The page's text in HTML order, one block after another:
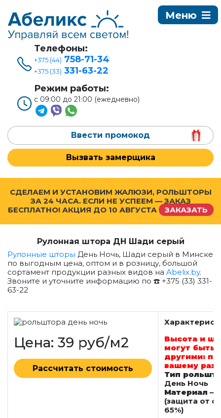
Телефоны:
+375 (44) 758-71-34
+375 (33) 331-63-22
Режим работы:
с 09:00 до 21:00 (ежедневно)
Ввести промокод
Вызвать замерщика
СДЕЛАЕМ И УСТАНОВИМ ЖАЛЮЗИ, РОЛЬШТОРЫ
ЗА 24 ЧАСА. ЕСЛИ НЕ УСПЕЕМ — ЗАКАЗ
БЕСПЛАТНО! АКЦИЯ ДО 10 АВГУСТА ЗАКАЗАТЬ
Рулонная штора ДН Шади серый
Рулонные шторы День Ночь, Шади серый в Минске
по выгодным цена, оптом и в розницу, большой
сортамент продукции разных видов на Abelix.by.
Звоните и уточните информацию по ☎️ +375 (33) 331-
63-22
Цена: 39 руб/м2
Рассчитать стоимость
Высота и
могут быть
другими: по
вашему
Тип
День Ночь
Материал —
(защита от
65%)